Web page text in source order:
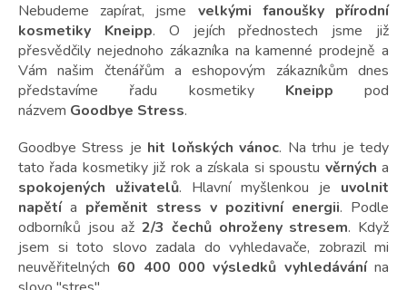
Nebudeme zapírat, jsme velkými fanoušky přírodní
kosmetiky Kneipp. O jejích přednostech jsme již
přesvědčily nejednoho zákazníka na kamenné prodejně a
Vám našim čtenářům a eshopovým zákazníkům dnes
představíme řadu kosmetikyKneipp pod
názvem Goodbye Stress.
Goodbye Stress je hit loňských vánoc. Na trhu je tedy
tato řada kosmetiky již rok a získala si spoustu věrných a
spokojených uživatelů. Hlavní myšlenkou je uvolnit
napětía přeměnit stress v pozitivní energii. Podle
odborníků jsou až2/3 čechů ohroženy stresem. Když
jsem si toto slovo zadala do vyhledavače, zobrazil mi
neuvěřitelných 60 400 000 výsledků vyhledávánína